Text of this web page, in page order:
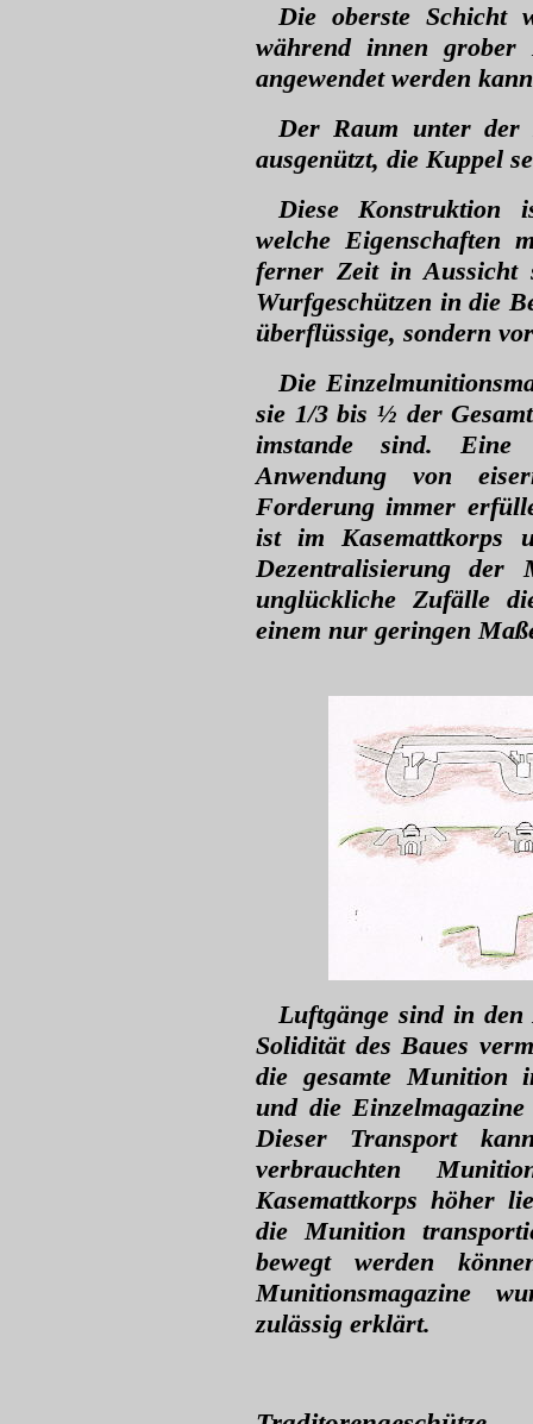
Die oberste Schicht
während innen
angewendet werden
Der Raum unter der
ausgenützt, die Kuppel
Diese Konstruktion
welche Eigenschaften
ferner Zeit in Aussicht
Wurfgeschützen in die
überflüssige, sondern
Die
sie 1/3 bis ½ der
imstande sind. Eine
Anwendung von
Forderung immer
ist im Kasemattkorps
Dezentralisierung der
unglückliche Zufälle
einem nur geringen
Luftgänge sind in den
Solidität des Baues
die gesamte Munition
und die
Dieser Transport
verbrauchten
Kasemattkorps höher
die Munition
bewegt werden
Munitionsmagazine
zulässig erklärt.